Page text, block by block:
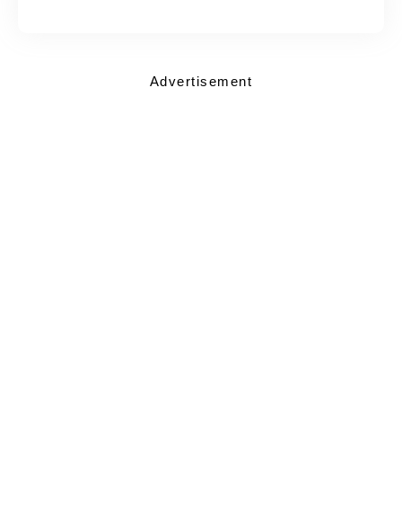
Advertisement